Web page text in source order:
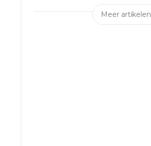
Meer artikelen